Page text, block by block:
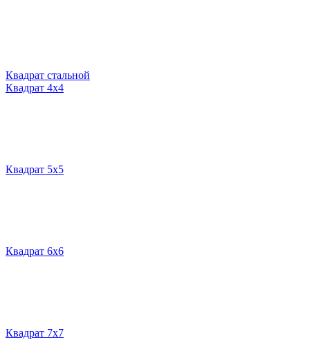
Квадрат стальной
Квадрат 4х4
Квадрат 5х5
Квадрат 6х6
Квадрат 7х7